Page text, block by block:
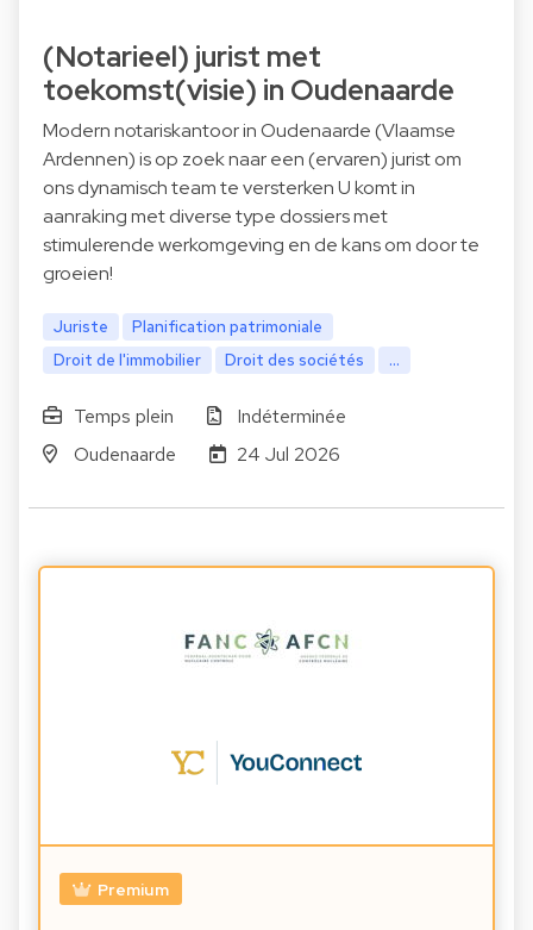
(Notarieel) jurist met
toekomst(visie) in Oudenaarde
Modern notariskantoor in Oudenaarde (Vlaamse
Ardennen) is op zoek naar een (ervaren) jurist om
ons dynamisch team te versterken U komt in
aanraking met diverse type dossiers met
stimulerende werkomgeving en de kans om door te
groeien!
Juriste
Planification patrimoniale
Droit de l'immobilier
Droit des sociétés ...
Temps plein
Indéterminée
Oudenaarde
24 Jul 2026
Premium